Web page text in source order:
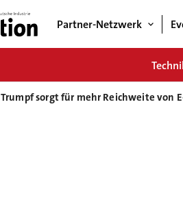
Partner-Netzwerk
Trumpf sorgt für mehr Reichweite von